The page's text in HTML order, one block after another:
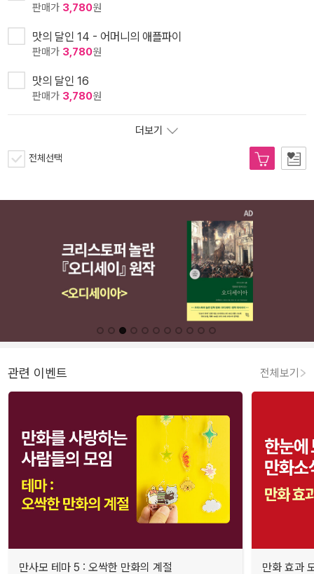
판매가 3,780원
맛의 달인 14 - 어머니의 애플파이
판매가 3,780원
맛의 달인 16
판매가 3,780원
더보기
전체선택
관련 이벤트 전체보기
만사모 테마 5 : 오싹한 만화의 계절 만화 효과